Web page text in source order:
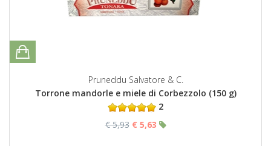
Pruneddu Salvatore & C.
Torrone mandorle e miele di Corbezzolo (150 g)
2
€ 5,93 € 5,63